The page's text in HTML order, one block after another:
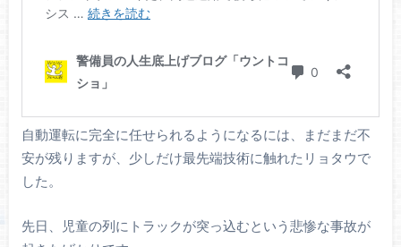
自動運転に完全に任せられるようになるには、まだまだ不
安が残りますが、少しだけ最先端技術に触れたリョタウで
した。
先日、児童の列にトラックが突っ込むという悲惨な事故が